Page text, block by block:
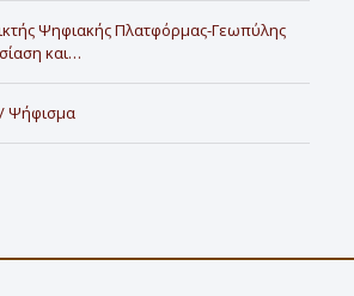
Ψηφιακής Πλατφόρμας-Γεωπύλης
και…
Ψήφισμα